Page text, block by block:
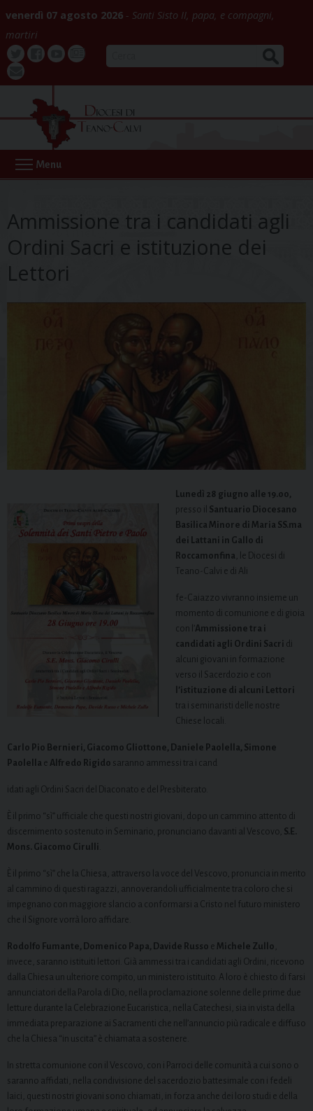
content
venerdì 07 agosto 2026
Santi Sisto II, papa, e compagni,
martiri
Twitter
Buona
webmail
Menu
Ammissione tra i candidati agli
Ordini Sacri e istituzione dei
Lettori
Lunedì 28 giugno alle 19.00,
presso il Santuario Diocesano
Basilica Minore di Maria SS.ma
dei Lattani in Gallo di
Roccamonfina , le Diocesi di
Teano-Calvi e di Ali
fe-Caiazzo vivranno insieme un
momento di comunione e di gioia
con l’Ammissione tra i
candidati agli Ordini Sacri di
alcuni giovani in formazione
verso il Sacerdozio e con
l’istituzione di alcuni Lettori
tra i seminaristi delle nostre
Chiese locali.
Carlo Pio Bernieri, Giacomo Gliottone, Daniele Paolella, Simone
Paolella e Alfredo Rigido saranno ammessi tra i cand
idati agli Ordini Sacri del Diaconato e del Presbiterato.
È il primo “sì” ufficiale che questi nostri giovani, dopo un cammino attento di
discernimento sostenuto in Seminario, pronunciano davanti al Vescovo, S.E.
Mons. Giacomo Cirulli
È il primo “sì” che la Chiesa, attraverso la voce del Vescovo, pronuncia in merito
al cammino di questi ragazzi, annoverandoli ufficialmente tra coloro che si
impegnano con maggiore slancio a conformarsi a Cristo nel futuro ministero
che il Signore vorrà loro affidare.
Rodolfo Fumante, Domenico Papa, Davide Russo e Michele Zullo
invece, saranno istituiti lettori. Già ammessi tra i candidati agli Ordini, ricevono
dalla Chiesa un ulteriore compito, un ministero istituito. A loro è chiesto di farsi
annunciatori della Parola di Dio, nella proclamazione solenne delle prime due
letture durante la Celebrazione Eucaristica, nella Catechesi, sia in vista della
immediata preparazione ai Sacramenti che nell’annuncio più radicale e diffuso
che la Chiesa “in uscita” è chiamata a sostenere.
In stretta comunione con il Vescovo, con i Parroci delle comunità a cui sono o
saranno affidati, nella condivisione del sacerdozio battesimale con i fedeli
laici, questi nostri giovani sono chiamati, in forza anche dei loro studi e della